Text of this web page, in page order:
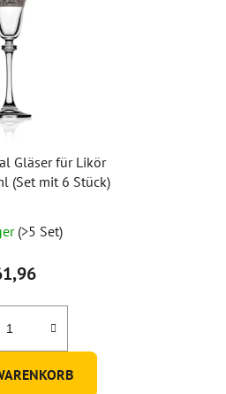
Gläser für Likör
(Set mit 6 Stück)
(>5 Set)